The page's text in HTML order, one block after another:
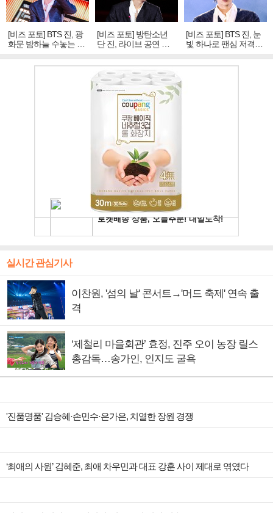
[비즈 포토] BTS 진, 광
화문 밤하늘 수놓는 '비
주얼 킹'의 열창
[비즈 포토] 방탄소년
단 진, 라이브 공연 중
빛나는 독보적 아우라
[비즈 포토] BTS 진, 눈
빛 하나로 팬심 저격…
독보적 카리스마
실시간 관심기사
이찬원, '섬의 날' 콘서트→'머드 축제' 연속 출
격
‘제철리 마을회관’ 효정, 진주 오이 농장 릴스
총감독…송가인, 인지도 굴욕
'진품명품' 김승혜·손민수·은가은, 치열한 장원 경쟁
‘최애의 사원’ 김혜준, 최애 차우민과 대표 강훈 사이 제대로 엮였다